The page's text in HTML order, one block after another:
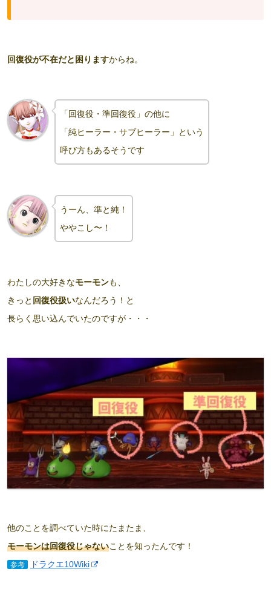
回復役が不在だと困りますからね。
「回復役・準回復役」の他に
「純ヒーラー・サブヒーラー」という
呼び方もあるそうです
うーん、準と純！
ややこし〜！
わたしの大好きなモーモンも、
きっと 回復役扱いなんだろう！と
長らく思い込んでいたのですが・・・
他のことを調べていた時にたまたま、
モーモンは回復役じゃないことを知ったんです！
参考 ドラクエ10Wiki